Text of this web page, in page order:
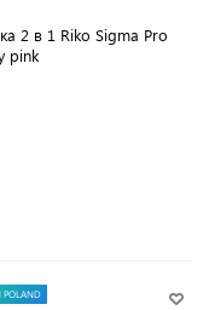
2 в 1 Riko Sigma Pro
pink
POLAND